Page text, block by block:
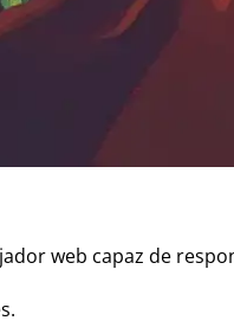
web capaz de